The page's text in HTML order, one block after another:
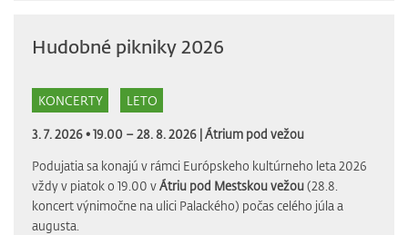
Hudobné pikniky 2026
KONCERTY LETO
3. 7. 2026 • 19.00 – 28. 8. 2026 |Átrium pod vežou
Podujatia sa konajú v rámci Európskeho kultúrneho leta 2026
vždy v piatok o 19.00 vÁtriu pod Mestskou vežou(28.8.
koncert výnimočne na ulici Palackého) počas celého júla a
augusta.